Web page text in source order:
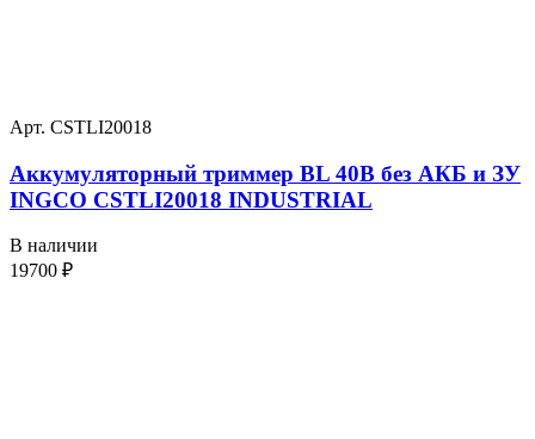
Арт. CSTLI20018
Аккумуляторный триммер BL 40В без АКБ и ЗУ
INGCO CSTLI20018 INDUSTRIAL
В наличии
19700 ₽